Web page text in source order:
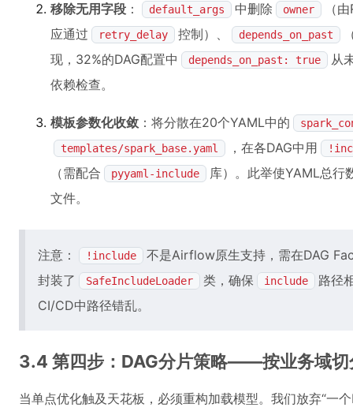
移除无用字段 ： default_args 中删除 owner
（
应通过
retry_delay 控制）、 depends_on_past
现，32%的DAG配置中
depends_on_past: true
从
依赖检查。
模板参数化收敛 ：将分散在20个YAML中的
templates/spark_base.yaml
，在各DAG中用
（需配合 pyyaml-include
库）。此举使YAML总行
文件。
注意： !include
不是Airflow原生支持，需在DAG
封装了
SafeIncludeLoader 类，确保 include
路径
CI/CD中路径错乱。
3.4 第四步：DAG分片策略——按业务域切
当单点优化触及天花板，必须重构加载模型。我们放弃“一